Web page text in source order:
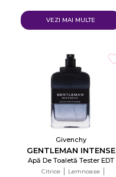
VEZI MAI MULTE
Givenchy
GENTLEMAN INTENSE
Apă De Toaletă Tester EDT
Citrice
Lemnoase